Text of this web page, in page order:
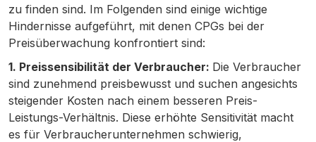
zu finden sind. Im Folgenden sind einige wichtige
Hindernisse aufgeführt, mit denen CPGs bei der
Preisüberwachung konfrontiert sind:
1. Preissensibilität der Verbraucher: Die Verbraucher
sind zunehmend preisbewusst und suchen angesichts
steigender Kosten nach einem besseren Preis-
Leistungs-Verhältnis. Diese erhöhte Sensitivität macht
es für Verbraucherunternehmen schwierig,